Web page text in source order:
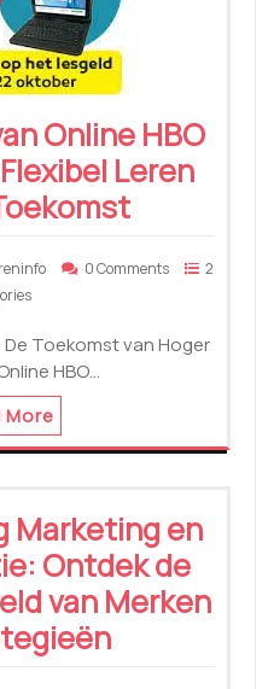
Online HBO
Leren
0 Comments
2
De Toekomst van Hoger
HBO…
More
Marketing en
Ontdek de
van Merken